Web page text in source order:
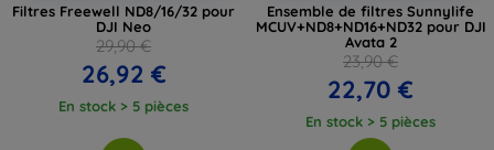
Filtres Freewell ND8/16/32 pour
DJI Neo
29,90 €
26,92 €
En stock > 5 pièces
Ensemble de filtres Sunnylife
MCUV+ND8+ND16+ND32 pour DJI
Avata 2
23,90 €
22,70 €
En stock > 5 pièces